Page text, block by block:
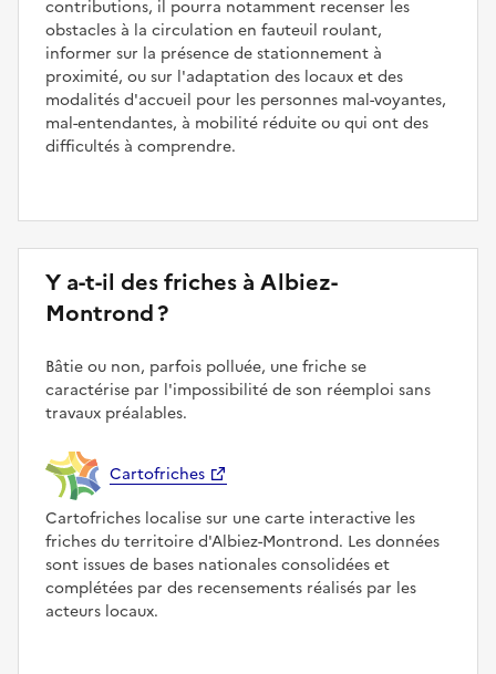
contributions, il pourra notamment recenser les
obstacles à la circulation en fauteuil roulant,
informer sur la présence de stationnement à
proximité, ou sur l'adaptation des locaux et des
modalités d'accueil pour les personnes mal-voyantes,
mal-entendantes, à mobilité réduite ou qui ont des
difficultés à comprendre.
Y a-t-il des friches à Albiez-
Montrond ?
Bâtie ou non, parfois polluée, une friche se
caractérise par l'impossibilité de son réemploi sans
travaux préalables.
Cartofriches
Cartofriches localise sur une carte interactive les
friches du territoire d'Albiez-Montrond. Les données
sont issues de bases nationales consolidées et
complétées par des recensements réalisés par les
acteurs locaux.